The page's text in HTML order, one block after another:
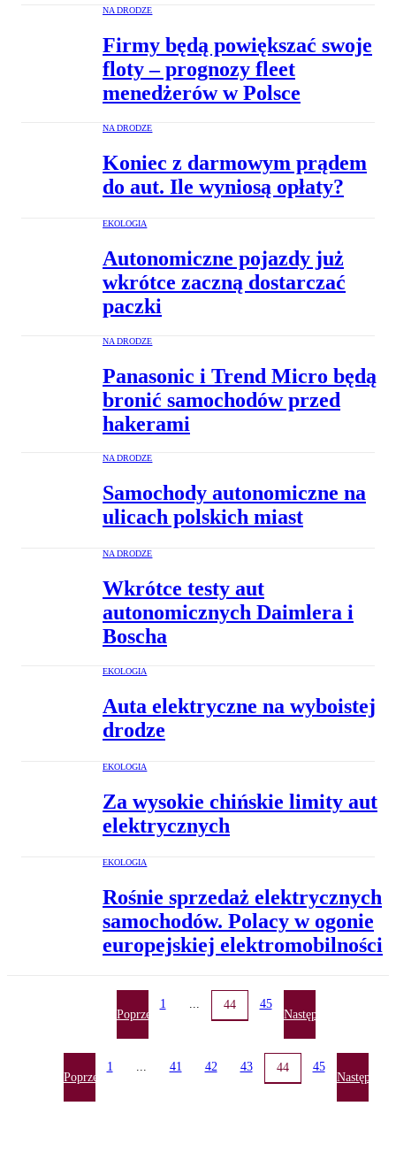
NA DRODZE
Firmy będą powiększać swoje
floty – prognozy fleet
menedżerów w Polsce
NA DRODZE
Koniec z darmowym prądem
do aut. Ile wyniosą opłaty?
EKOLOGIA
Autonomiczne pojazdy już
wkrótce zaczną dostarczać
paczki
NA DRODZE
Panasonic i Trend Micro będą
bronić samochodów przed
hakerami
NA DRODZE
Samochody autonomiczne na
ulicach polskich miast
NA DRODZE
Wkrótce testy aut
autonomicznych Daimlera i
Boscha
EKOLOGIA
Auta elektryczne na wyboistej
drodze
EKOLOGIA
Za wysokie chińskie limity aut
elektrycznych
EKOLOGIA
Rośnie sprzedaż elektrycznych
samochodów. Polacy w ogonie
europejskiej elektromobilności
Poprzednia
1 ... 44 45
Następna
Poprzednia
1 ... 41 42 43 44 45
Następna